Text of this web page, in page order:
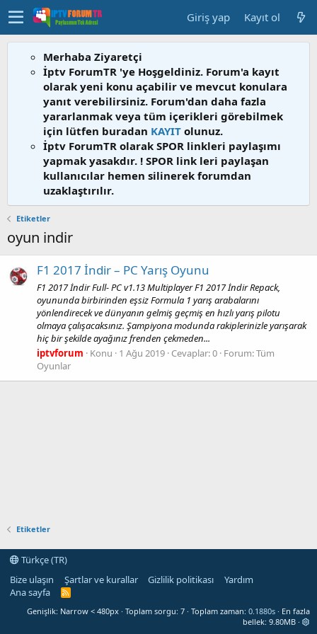
Giriş yap Kayıt ol
Merhaba Ziyaretçi
İptv ForumTR 'ye Hoşgeldiniz. Forum'a kayıt
olarak yeni konu açabilir ve mevcut konulara
yanıt verebilirsiniz. Forum'dan daha fazla
yararlanmak veya tüm içerikleri görebilmek
için lütfen buradan KAYIT olunuz.
İptv ForumTR olarak SPOR linkleri paylaşımı
yapmak yasakdır. ! SPOR link leri paylaşan
kullanıcılar hemen silinerek forumdan
uzaklaştırılır.
Etiketler
oyun indir
F1 2017 İndir – PC Yarış Oyunu
F1 2017 İndir Full- PC v1.13 Multiplayer F1 2017 İndir Repack,
oyununda birbirinden eşsiz Formula 1 yarış arabalarını
yönlendirecek ve dünyanın gelmiş geçmiş en hızlı yarış pilotu
olmaya çalışacaksınız. Şampiyona modunda rakiplerinizle yarışarak
hiç bir şekilde ayağınız frenden çekmeden...
iptvforum
Konu 1 Ağu 2019 Cevaplar: 0 Forum:Tüm
Oyunlar
Etiketler
Türkçe (TR)
Bize ulaşın
Şartlar ve kurallar Gizlilik politikası
Yardım
Ana sayfa
R
S
Genişlik Toplam sorgu 7 Toplam zaman 0.1880s
En fazla
bellek 9.80MB